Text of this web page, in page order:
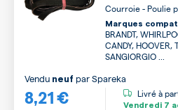
Courroie - Poulie
Marques
BRANDT,
CANDY, HOOVER,
SANGIORGIO ...
8,21 €
Vendu neuf parSpareka
Livré à
Vendredi 7